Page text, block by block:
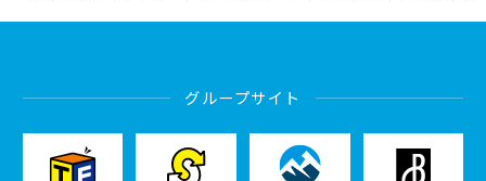
グループサイト